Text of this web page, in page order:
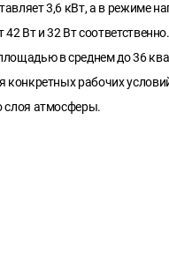
3,6 кВт, а в режиме
Вт и 32 Вт
в среднем до 36
рабочих
слоя атмосферы.